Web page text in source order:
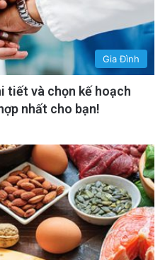
Gia Đình
tiết và chọn kế hoạch
nhất cho bạn!